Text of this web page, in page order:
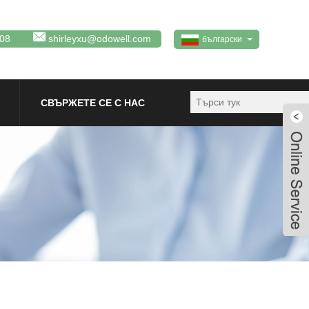
български
shirleyxu@odowell.com
СВЪРЖЕТЕ СЕ С НАС